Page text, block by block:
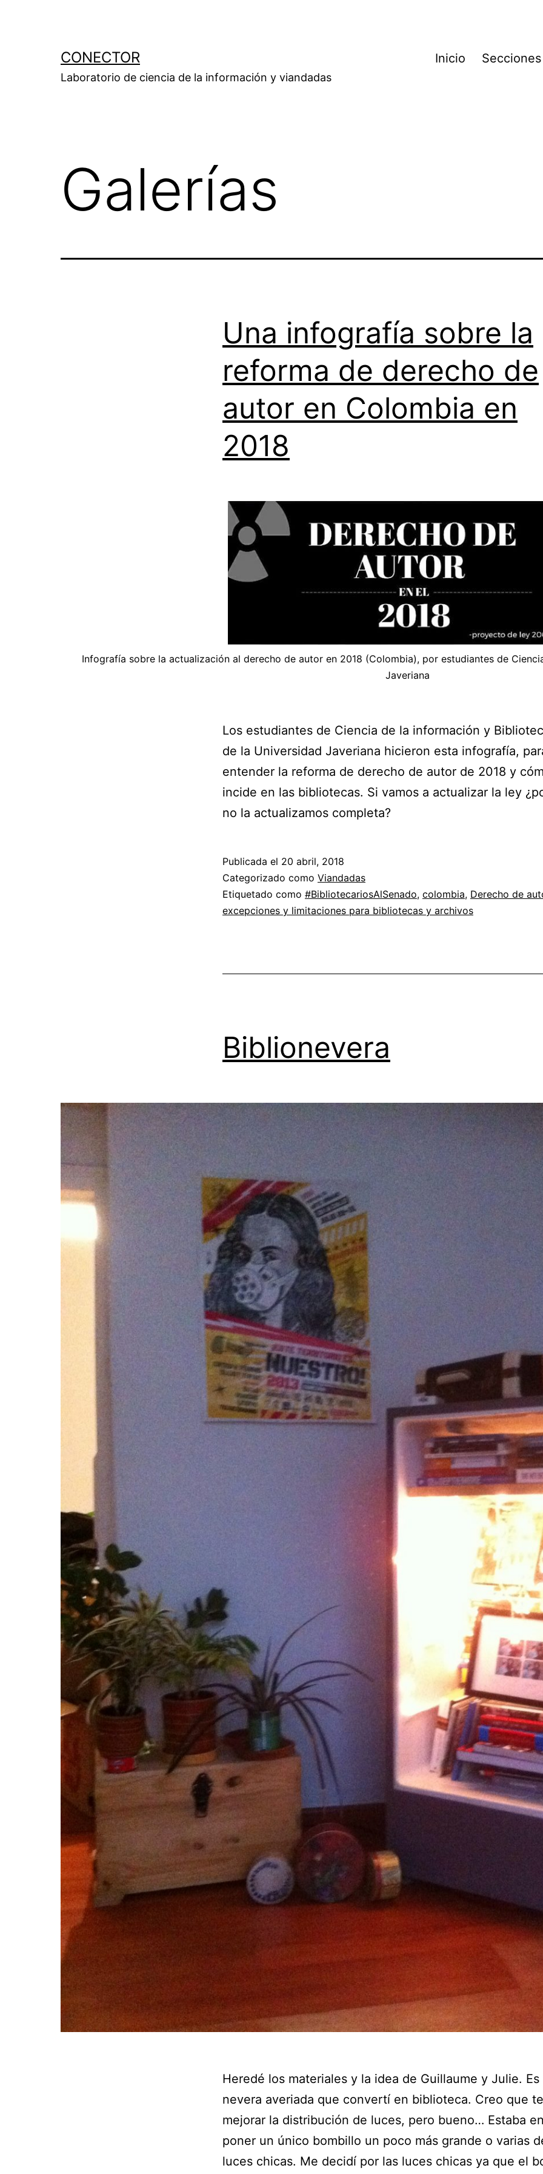
CONECTOR
Laboratorio de ciencia de la información y viandadas
Inicio Secciones
Galerías
Una infografía sobre la
reforma de derecho de
autor en Colombia en
2018
Infografía sobre la actualización al derecho de autor en 2018 (Colombia), por estudiantes de
Javeriana
Los estudiantes de Ciencia de la información y
de la Universidad Javeriana hicieron esta infografía,
entender la reforma de derecho de autor de 2018 y
incide en las bibliotecas. Si vamos a actualizar la ley
no la actualizamos completa?
Publicada el 20 abril, 2018
Categorizado como Viandadas
Etiquetado como #BibliotecariosAlSenado, colombia, Derecho de
excepciones y limitaciones para bibliotecas y archivos
Biblionevera
Heredé los materiales y la idea de Guillaume y Julie. Es
nevera averiada que convertí en biblioteca. Creo que
mejorar la distribución de luces, pero bueno… Estaba
poner un único bombillo un poco más grande o varias
luces chicas. Me decidí por las luces chicas ya que el